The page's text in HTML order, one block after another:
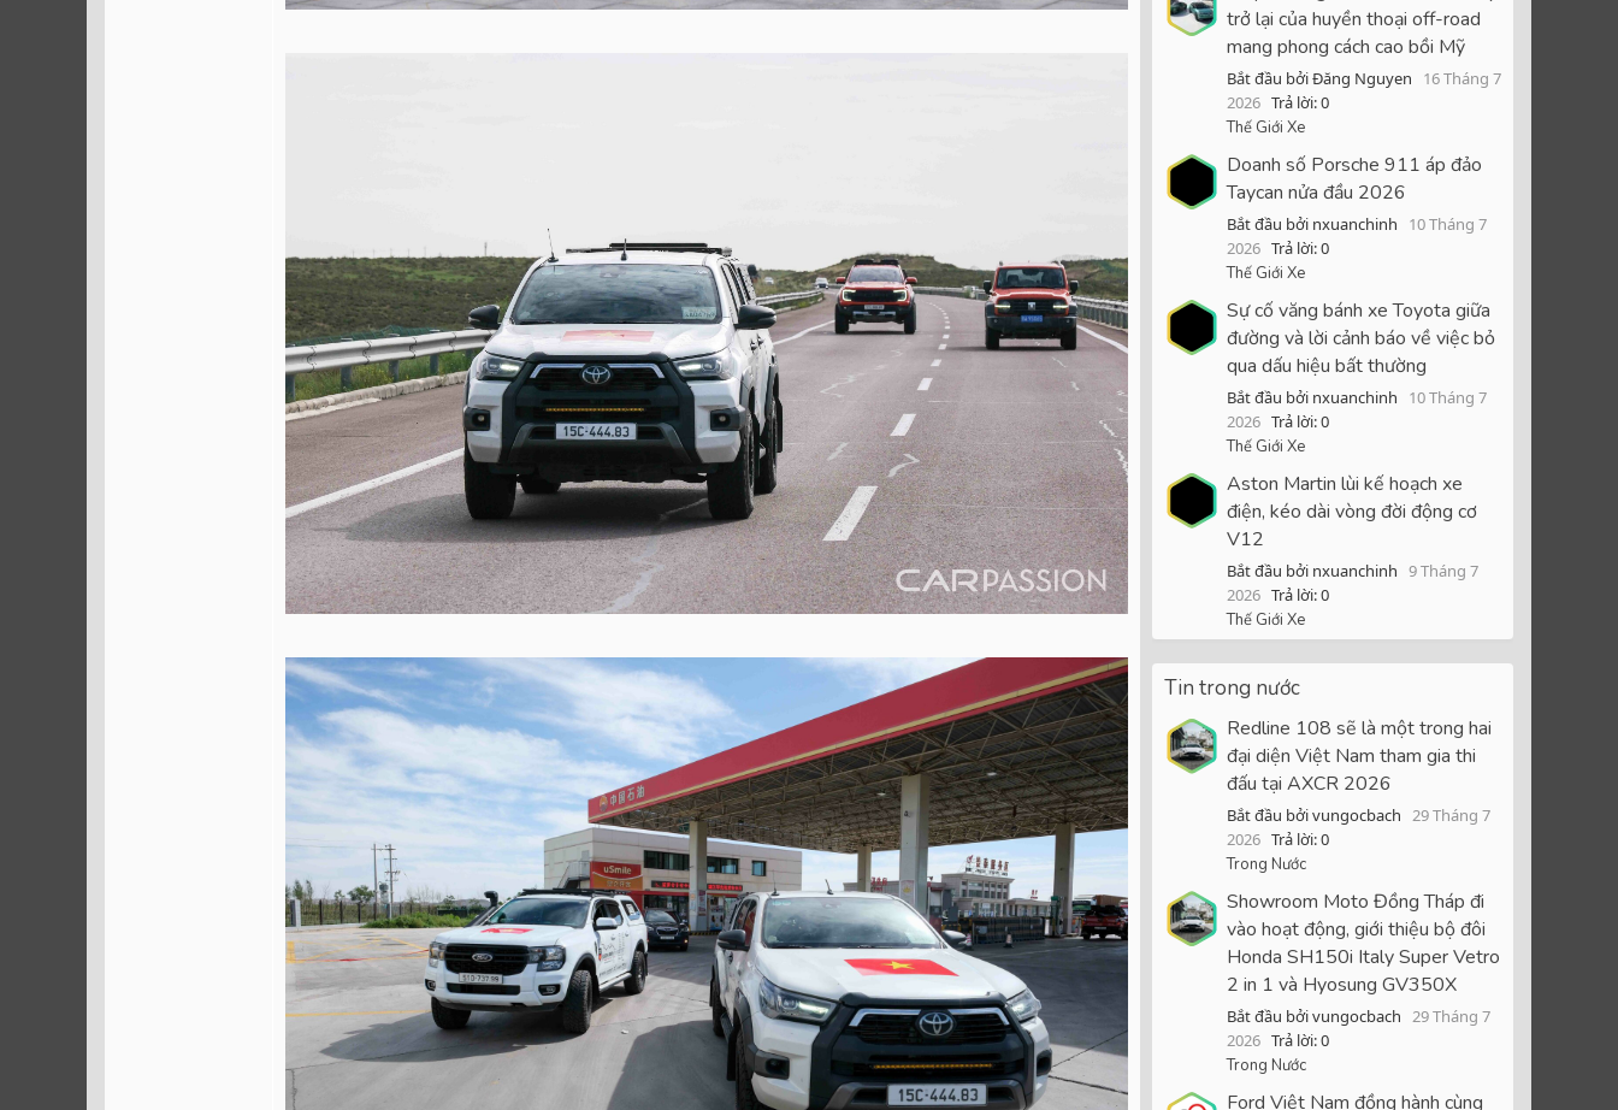
trở lại của huyền thoại off-road
mang phong cách cao bồi Mỹ
Bắt đầu bởi Đăng Nguyen
16 Tháng 7
2026 Trả lời: 0
Thế Giới Xe
Doanh số Porsche 911 áp đảo
Taycan nửa đầu 2026
Bắt đầu bởi nxuanchinh
10 Tháng 7
2026 Trả lời: 0
Thế Giới Xe
Sự cố văng bánh xe Toyota giữa
đường và lời cảnh báo về việc bỏ
qua dấu hiệu bất thường
Bắt đầu bởi nxuanchinh
10 Tháng 7
2026 Trả lời: 0
Thế Giới Xe
Aston Martin lùi kế hoạch xe
điện, kéo dài vòng đời động cơ
V12
Bắt đầu bởi nxuanchinh 9 Tháng 7
2026 Trả lời: 0
Thế Giới Xe
Tin trong nước
Redline 108 sẽ là một trong hai
đại diện Việt Nam tham gia thi
đấu tại AXCR 2026
Bắt đầu bởi vungocbach 29 Tháng 7
2026 Trả lời: 0
Trong Nước
Showroom Moto Đồng Tháp đi
vào hoạt động, giới thiệu bộ đôi
Honda SH150i Italy Super Vetro
2 in 1 và Hyosung GV350X
Bắt đầu bởi vungocbach 29 Tháng 7
2026 Trả lời: 0
Trong Nước
Ford Việt Nam đồng hành cùng